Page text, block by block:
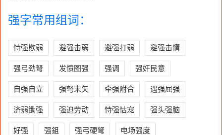
强字常用组词：
恃强欺弱 避强击弱 避强打弱 避强击惰
强弓劲弩 发愤图强 强调 强奸民意
自强自立 强弩末矢 牵强附合 遇强屈强
济弱锄强 强迫劳动 恃强怙宠 强头强脑
好强 强鉏 强弓硬弩 电场强度